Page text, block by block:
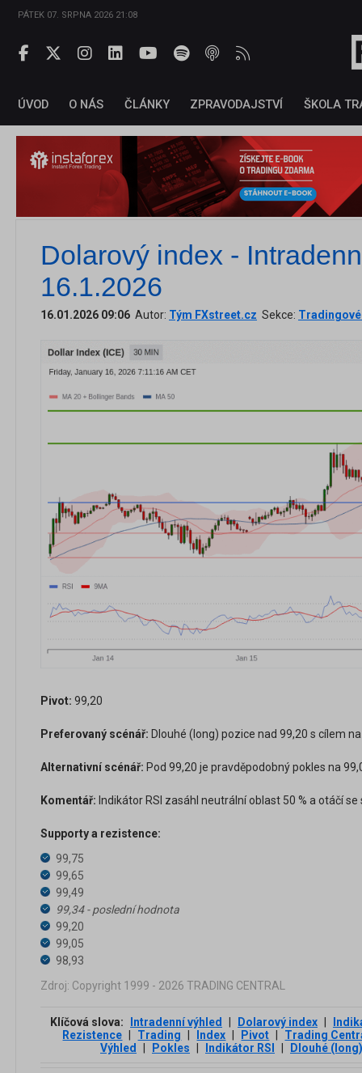
PÁTEK 07. SRPNA 2026 21:08
ÚVOD O NÁS ČLÁNKY ZPRAVODAJSTVÍ ŠKOLA
Dolarový index -
16.1.2026
16.01.2026 09:06 Autor: Tým FXstreet.cz Sekce: Tradingové
Pivot: 99,20
Preferovaný scénář: Dlouhé (long) pozice nad 99,20 s cílem
Alternativní scénář: Pod 99,20 je pravděpodobný pokles na
Komentář: Indikátor RSI zasáhl neutrální oblast 50 % a otáčí
Supporty a rezistence:
99,75
99,65
99,49
99,34 - poslední hodnota
99,20
99,05
98,93
Zdroj: Copyright 1999 - 2026 TRADING CENTRAL
Klíčová slova: Intradenní výhled Dolarový index
Rezistence
Trading Index Pivot
Trading
Výhled
Pokles Indikátor RSI Dlouhé